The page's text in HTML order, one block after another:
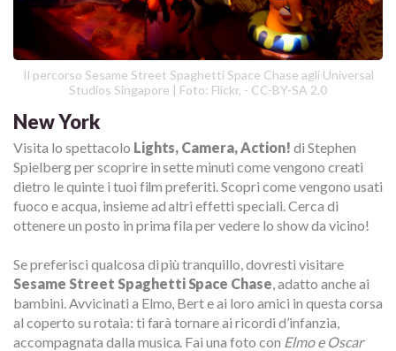
Il percorso Sesame Street Spaghetti Space Chase agli Universal
Studios Singapore | Foto: Flickr, - CC-BY-SA 2.0
New York
Visita lo spettacolo Lights, Camera, Action! di Stephen
Spielberg per scoprire in sette minuti come vengono creati
dietro le quinte i tuoi film preferiti. Scopri come vengono usati
fuoco e acqua, insieme ad altri effetti speciali. Cerca di
ottenere un posto in prima fila per vedere lo show da vicino!
Se preferisci qualcosa di più tranquillo, dovresti visitare
Sesame Street Spaghetti Space Chase , adatto anche ai
bambini. Avvicinati a Elmo, Bert e ai loro amici in questa corsa
al coperto su rotaia: ti farà tornare ai ricordi d’infanzia,
accompagnata dalla musica. Fai una foto con Elmo e Oscar